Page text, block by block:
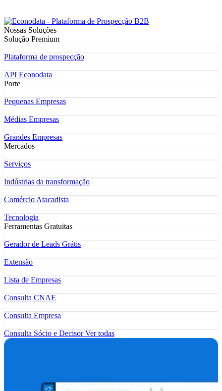
Nossas Soluções
Solução Premium
Plataforma de prospecção
API Econodata
Porte
Pequenas Empresas
Médias Empresas
Grandes Empresas
Mercados
Serviços
Indústrias da transformação
Comércio Atacadista
Tecnologia
Ferramentas Gratuitas
Gerador de Leads Grátis
Extensão
Lista de Empresas
Consulta CNAE
Consulta Empresa
Consulta Sócio e DecisorVer todas